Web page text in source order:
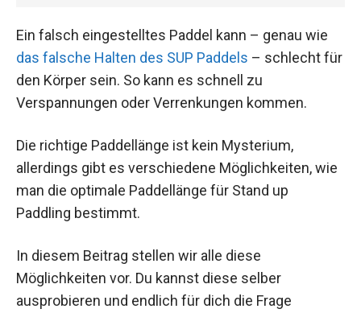
Ein falsch eingestelltes Paddel kann – genau wie
das falsche Halten des SUP Paddels – schlecht für
den Körper sein. So kann es schnell zu
Verspannungen oder Verrenkungen kommen.
Die richtige Paddellänge ist kein Mysterium,
allerdings gibt es verschiedene Möglichkeiten, wie
man die optimale Paddellänge für Stand up
Paddling bestimmt.
In diesem Beitrag stellen wir alle diese
Möglichkeiten vor. Du kannst diese selber
ausprobieren und endlich für dich die Frage